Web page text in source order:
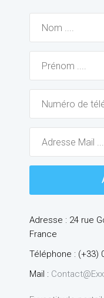
Adresse : 24 rue
France
Téléphone : (+33)
Mail :